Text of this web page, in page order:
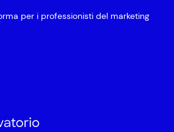
per i professionisti del marketing